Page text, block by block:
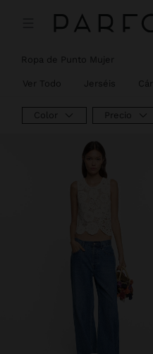
Ropa de Punto Mujer
Ver Todo Jerséis
Color Precio